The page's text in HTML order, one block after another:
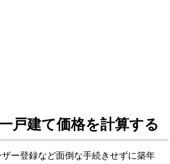
戸建て価格を計算する
ー登録など面倒な手続きせずに築年